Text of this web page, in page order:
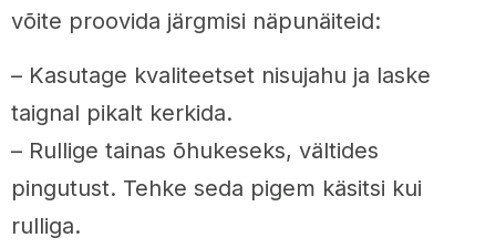
võite proovida järgmisi näpunäiteid:
– Kasutage kvaliteetset nisujahu ja laske
taignal pikalt kerkida.
– Rullige tainas õhukeseks, vältides
pingutust. Tehke seda pigem käsitsi kui
rulliga.